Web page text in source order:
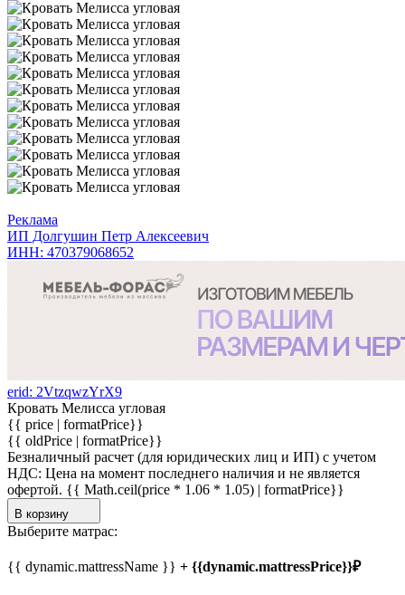
Реклама
ИП Долгушин Петр Алексеевич
ИНН: 470379068652
erid: 2VtzqwzYrX9
Кровать Мелисса угловая
{{ price | formatPrice}}
{{ oldPrice | formatPrice}}
Безналичный расчет (для юридических лиц и ИП) с учетом
НДС: Цена на момент последнего наличия и не является
офертой. {{ Math.ceil(price * 1.06 * 1.05) | formatPrice}}
В корзину
Выберите матрас:
{{ dynamic.mattressName }} + {{dynamic.mattressPrice}}₽